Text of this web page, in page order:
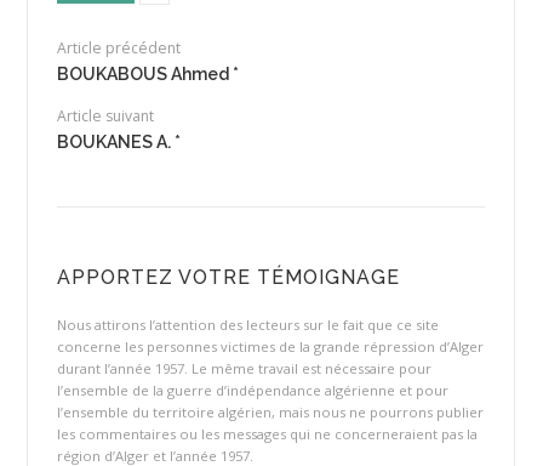
Article précédent
BOUKABOUS Ahmed *
Article suivant
BOUKANES A. *
APPORTEZ VOTRE TÉMOIGNAGE
Nous attirons l’attention des lecteurs sur le fait que ce site
concerne les personnes victimes de la grande répression d’Alger
durant l’année 1957. Le même travail est nécessaire pour
l’ensemble de la guerre d’indépendance algérienne et pour
l’ensemble du territoire algérien, mais nous ne pourrons publier
les commentaires ou les messages qui ne concerneraient pas la
région d’Alger et l’année 1957.